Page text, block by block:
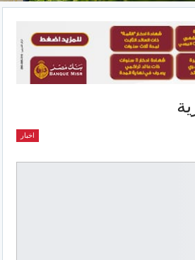
اخبار